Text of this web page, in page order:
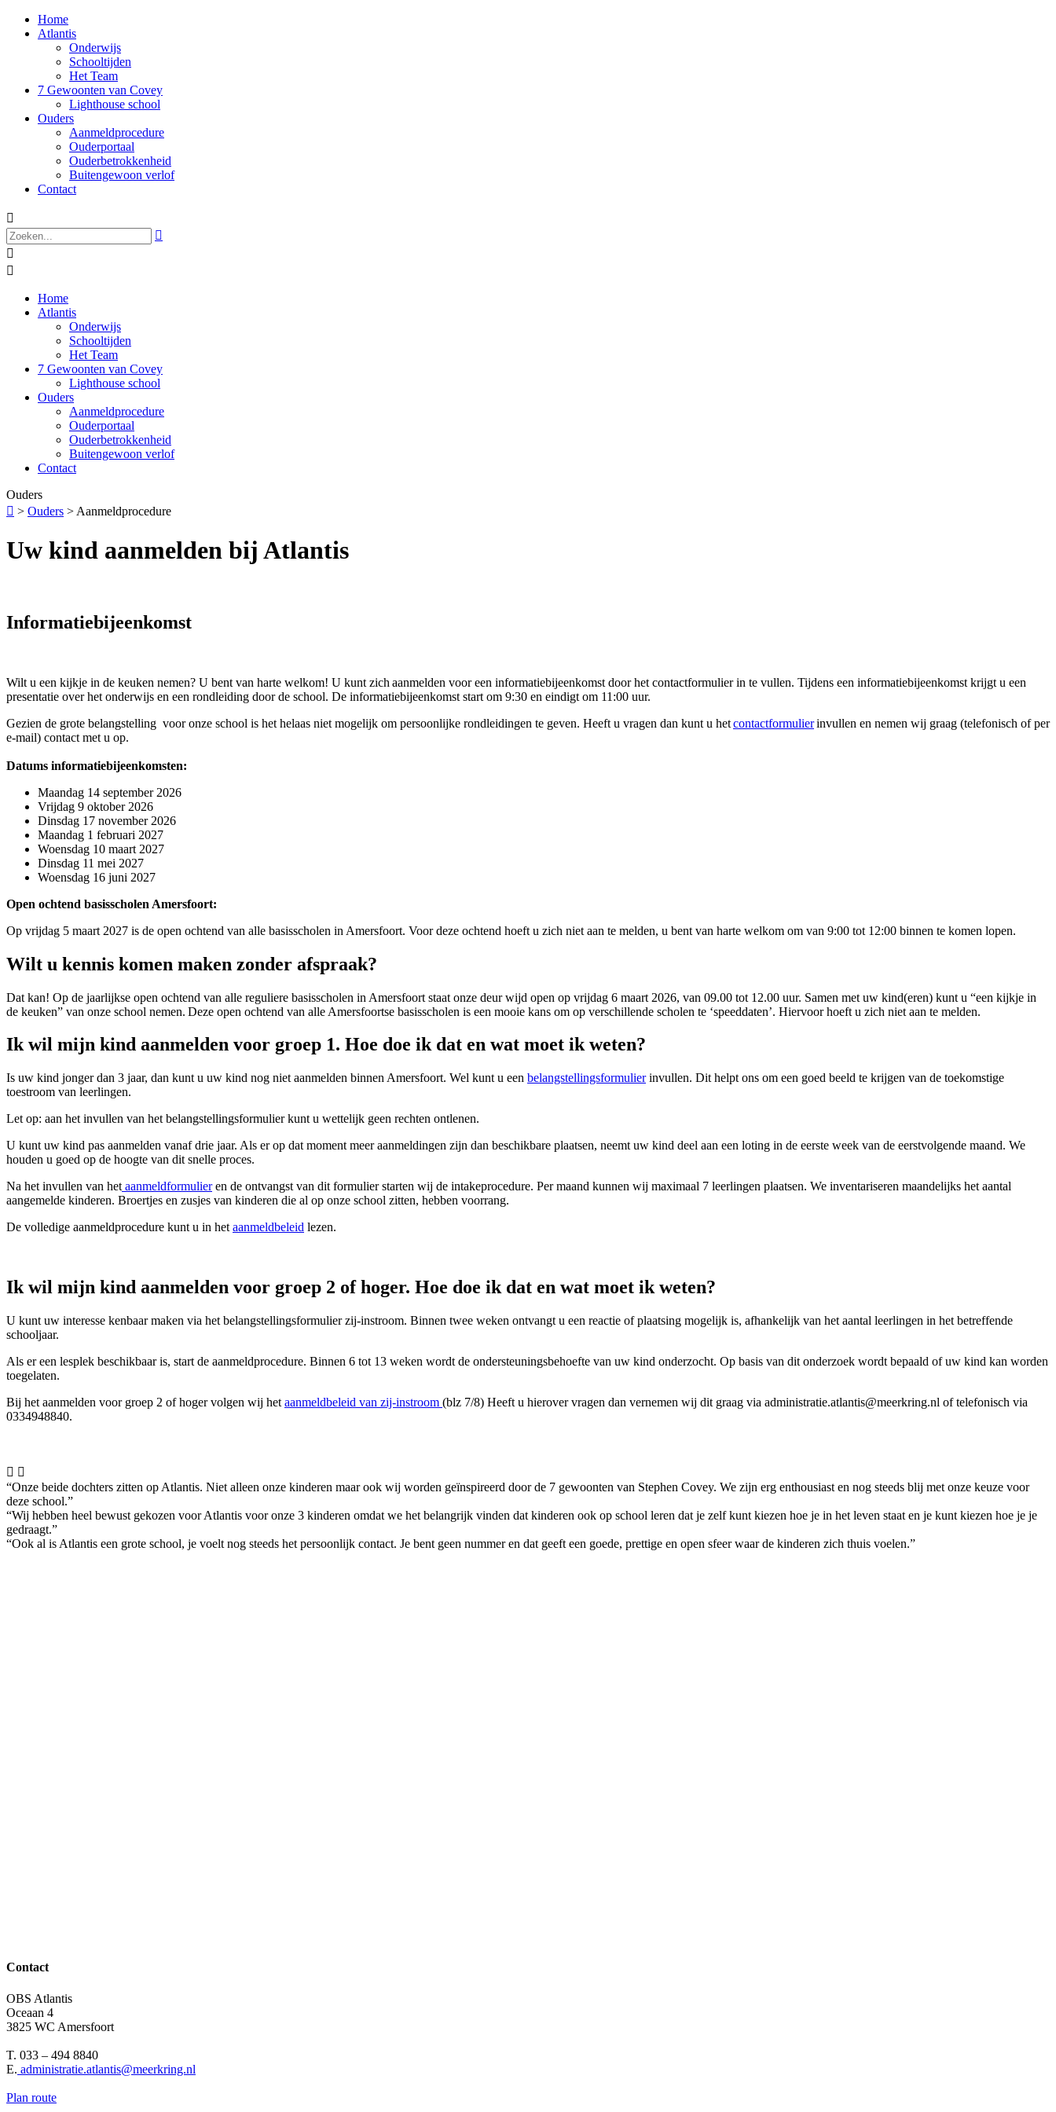
Home
Atlantis
Onderwijs
Schooltijden
Het Team
7 Gewoonten van Covey
Lighthouse school
Ouders
Aanmeldprocedure
Ouderportaal
Ouderbetrokkenheid
Buitengewoon verlof
Contact




Home
Atlantis
Onderwijs
Schooltijden
Het Team
7 Gewoonten van Covey
Lighthouse school
Ouders
Aanmeldprocedure
Ouderportaal
Ouderbetrokkenheid
Buitengewoon verlof
Contact
Ouders
 > Ouders > Aanmeldprocedure
Uw kind aanmelden bij Atlantis
Informatiebijeenkomst
Wilt u een kijkje in de keuken nemen? U bent van harte welkom! U kunt zich aanmelden voor een informatiebijeenkomst door het contactformulier in te vullen. Tijdens een informatiebijeenkomst krijgt u een
presentatie over het onderwijs en een rondleiding door de school. De informatiebijeenkomst start om 9:30 en eindigt om 11:00 uur.
Gezien de grote belangstelling voor onze school is het helaas niet mogelijk om persoonlijke rondleidingen te geven. Heeft u vragen dan kunt u hetcontactformulierinvullen en nemen wij graag (telefonisch of per
e-mail) contact met u op.
Datums informatiebijeenkomsten:
Maandag 14 september 2026
Vrijdag 9 oktober 2026
Dinsdag 17 november 2026
Maandag 1 februari 2027
Woensdag 10 maart 2027
Dinsdag 11 mei 2027
Woensdag 16 juni 2027
Open ochtend basisscholen Amersfoort:
Op vrijdag 5 maart 2027 is de open ochtend van alle basisscholen in Amersfoort. Voor deze ochtend hoeft u zich niet aan te melden, u bent van harte welkom om van 9:00 tot 12:00 binnen te komen lopen.
Wilt u kennis komen maken zonder afspraak?
Dat kan! Op de jaarlijkse open ochtend van alle reguliere basisscholen in Amersfoort staat onze deur wijd open op vrijdag 6 maart 2026, van 09.00 tot 12.00 uur. Samen met uw kind(eren) kunt u “een kijkje in
de keuken” van onze school nemen. Deze open ochtend van alle Amersfoortse basisscholen is een mooie kans om op verschillende scholen te ‘speeddaten’. Hiervoor hoeft u zich niet aan te melden.
Ik wil mijn kind aanmelden voor groep 1. Hoe doe ik dat en wat moet ik weten?
Is uw kind jonger dan 3 jaar, dan kunt u uw kind nog niet aanmelden binnen Amersfoort. Wel kunt u een belangstellingsformulierinvullen. Dit helpt ons om een goed beeld te krijgen van de toekomstige
toestroom van leerlingen.
Let op: aan het invullen van het belangstellingsformulier kunt u wettelijk geen rechten ontlenen.
U kunt uw kind pas aanmelden vanaf drie jaar. Als er op dat moment meer aanmeldingen zijn dan beschikbare plaatsen, neemt uw kind deel aan een loting in de eerste week van de eerstvolgende maand. We
houden u goed op de hoogte van dit snelle proces.
Na het invullen van het aanmeldformulieren de ontvangst van dit formulier starten wij de intakeprocedure. Per maand kunnen wij maximaal 7 leerlingen plaatsen. We inventariseren maandelijks het aantal
aangemelde kinderen. Broertjes en zusjes van kinderen die al op onze school zitten, hebben voorrang.
De volledige aanmeldprocedure kunt u in het aanmeldbeleid lezen.
Ik wil mijn kind aanmelden voor groep 2 of hoger. Hoe doe ik dat en wat moet ik weten?
U kunt uw interesse kenbaar maken via het belangstellingsformulier zij-instroom. Binnen twee weken ontvangt u een reactie of plaatsing mogelijk is, afhankelijk van het aantal leerlingen in het betreffende
schooljaar.
Als er een lesplek beschikbaar is, start de aanmeldprocedure. Binnen 6 tot 13 weken wordt de ondersteuningsbehoefte van uw kind onderzocht. Op basis van dit onderzoek wordt bepaald of uw kind kan worden
toegelaten.
Bij het aanmelden voor groep 2 of hoger volgen wij het aanmeldbeleid van zij-instroom (blz 7/8) Heeft u hierover vragen dan vernemen wij dit graag via administratie.atlantis@meerkring.nl of telefonisch via
0334948840.
 
“Onze beide dochters zitten op Atlantis. Niet alleen onze kinderen maar ook wij worden geïnspireerd door de 7 gewoonten van Stephen Covey. We zijn erg enthousiast en nog steeds blij met onze keuze voor
deze school.”
“Wij hebben heel bewust gekozen voor Atlantis voor onze 3 kinderen omdat we het belangrijk vinden dat kinderen ook op school leren dat je zelf kunt kiezen hoe je in het leven staat en je kunt kiezen hoe je je
gedraagt.”
“Ook al is Atlantis een grote school, je voelt nog steeds het persoonlijk contact. Je bent geen nummer en dat geeft een goede, prettige en open sfeer waar de kinderen zich thuis voelen.”
Contact
OBS Atlantis
Oceaan 4
3825 WC Amersfoort
T. 033 – 494 8840
E. administratie.atlantis@meerkring.nl
Plan route